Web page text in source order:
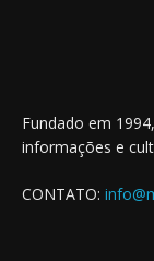
Fundado em
informações e
CONTATO: